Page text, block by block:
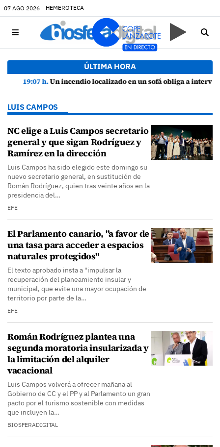
07 AGO 2026 HEMEROTECA
ÚLTIMA HORA
19:07 h.Un incendio localizado en un sofá obliga a intervenir en una vivienda de Playa Honda
LUIS CAMPOS
NC elige a Luis Campos secretario
general y que sigan Rodríguez y
Ramírez en la dirección
Luis Campos ha sido elegido este domingo su
nuevo secretario general, en sustitución de
Román Rodríguez, quien tras veinte años en la
presidencia del…
EFE
El Parlamento canario, "a favor de
una tasa para acceder a espacios
naturales protegidos"
El texto aprobado insta a "impulsar la
recuperación del planeamiento insular y
municipal, que evite una mayor ocupación de
territorio por parte de la…
EFE
Román Rodríguez plantea una
segunda moratoria insularizada y
la limitación del alquiler
vacacional
Luis Campos volverá a ofrecer mañana al
Gobierno de CC y el PP y al Parlamento un gran
pacto por el turismo sostenible con medidas
que incluyen la…
BIOSFERADIGITAL